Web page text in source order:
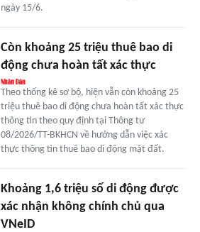
ngày 15/6.
Còn khoảng 25 triệu thuê bao di
động chưa hoàn tất xác thực
Theo thống kê sơ bộ, hiện vẫn còn khoảng 25
triệu thuê bao di động chưa hoàn tất xác thực
thông tin theo quy định tại Thông tư
08/2026/TT-BKHCN về hướng dẫn việc xác
thực thông tin thuê bao di động mặt đất.
Khoảng 1,6 triệu số di động được
xác nhận không chính chủ qua
VNeID